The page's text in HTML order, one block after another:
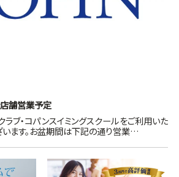
店舗営業予定
ブ・コパンスイミングスクールをご利用いた
います。お盆期間は下記の通り営業…